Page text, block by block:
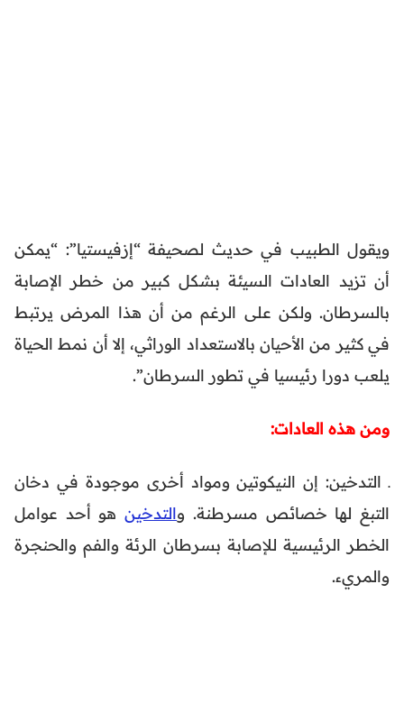
ويقول الطبيب في حديث لصحيفة “إزفيستيا”: “يمكن
أن تزيد العادات السيئة بشكل كبير من خطر الإصابة
بالسرطان. ولكن على الرغم من أن هذا المرض يرتبط
في كثير من الأحيان بالاستعداد الوراثي، إلا أن نمط الحياة
يلعب دورا رئيسيا في تطور السرطان”.
ومن هذه العادات:
ـ التدخين: إن النيكوتين ومواد أخرى موجودة في دخان
التبغ لها خصائص مسرطنة. والتدخينهو أحد عوامل
الخطر الرئيسية للإصابة بسرطان الرئة والفم والحنجرة
والمريء.